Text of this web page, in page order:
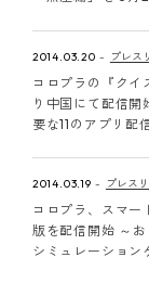
2014.03.20 プレス
コロプラの『ク
り中国にて配信
要な11のアプリ配
2014.03.19 プレス
コロプラ、スマ
版を配信開始 ～
シミュレーション